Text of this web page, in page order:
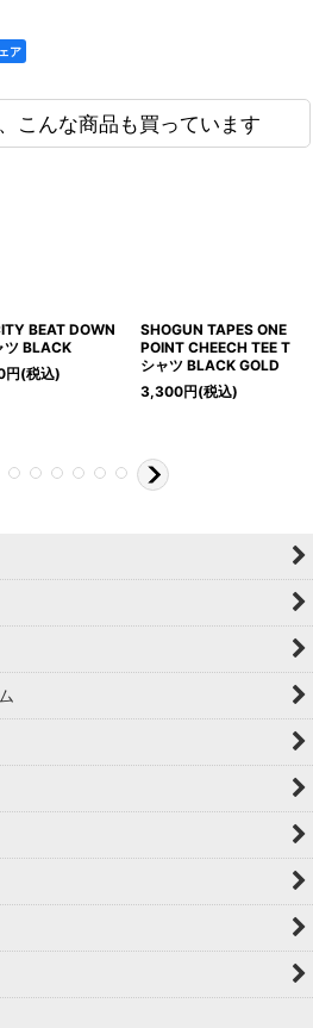
ア
こんな商品も買っています
BEAT DOWN
ツ BLACK
円(税込)
SHOGUN TAPES ONE
POINT CHEECH TEE T
シャツ BLACK GOLD
3,300円(税込)